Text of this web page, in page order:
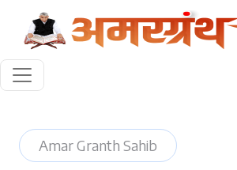
Amar Granth Sahib